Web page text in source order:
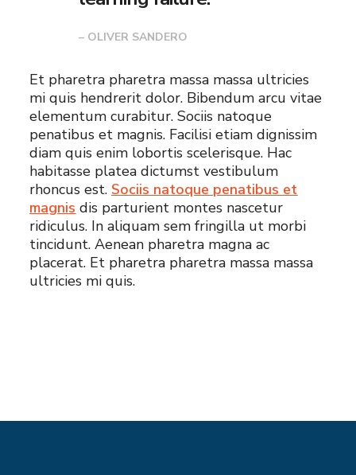
– OLIVER SANDERO
Et pharetra pharetra massa massa ultricies
mi quis hendrerit dolor. Bibendum arcu vitae
elementum curabitur. Sociis natoque
penatibus et magnis. Facilisi etiam dignissim
diam quis enim lobortis scelerisque. Hac
habitasse platea dictumst vestibulum
rhoncus est. Sociis natoque penatibus et
magnis dis parturient montes nascetur
ridiculus. In aliquam sem fringilla ut morbi
tincidunt. Aenean pharetra magna ac
placerat. Et pharetra pharetra massa massa
ultricies mi quis.